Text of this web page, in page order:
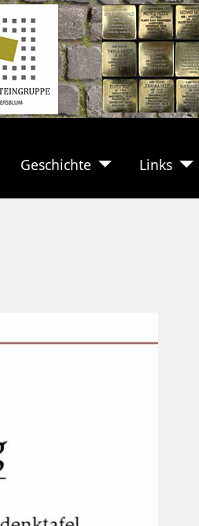
Geschichte Links